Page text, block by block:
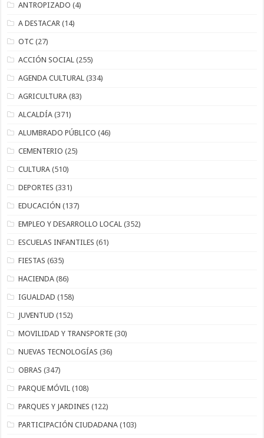
ANTROPIZADO (4)
A DESTACAR (14)
OTC (27)
ACCIÓN SOCIAL (255)
AGENDA CULTURAL (334)
AGRICULTURA (83)
ALCALDÍA (371)
ALUMBRADO PÚBLICO (46)
CEMENTERIO (25)
CULTURA (510)
DEPORTES (331)
EDUCACIÓN (137)
EMPLEO Y DESARROLLO LOCAL (352)
ESCUELAS INFANTILES (61)
FIESTAS (635)
HACIENDA (86)
IGUALDAD (158)
JUVENTUD (152)
MOVILIDAD Y TRANSPORTE (30)
NUEVAS TECNOLOGÍAS (36)
OBRAS (347)
PARQUE MÓVIL (108)
PARQUES Y JARDINES (122)
PARTICIPACIÓN CIUDADANA (103)